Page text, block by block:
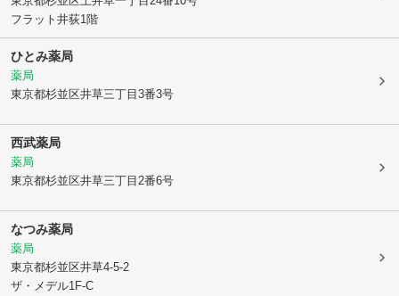
フラット井荻1階
ひとみ薬局
薬局
東京都杉並区井草三丁目3番3号
西武薬局
薬局
東京都杉並区井草三丁目2番6号
なつみ薬局
薬局
東京都杉並区井草4-5-2
ザ・メデル1F-C